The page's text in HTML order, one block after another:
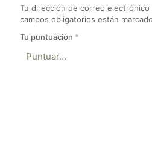
Tu dirección de correo electrónico
campos obligatorios están
Tu puntuación *